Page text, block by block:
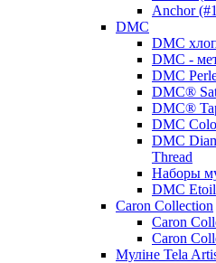
Anchor
DMC
DMC
DMC -
DMC
DMC®
DMC®
DMC
DMC
Thread
Наборы
DMC
Caron Collection
Caron
Caron
Муліне Tela